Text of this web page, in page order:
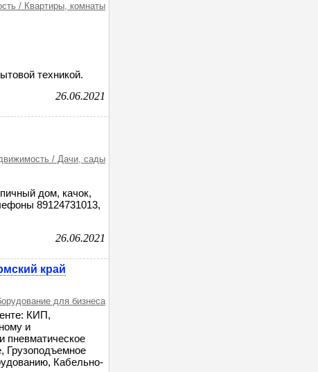
/ Квартиры, комнаты
техникой.
26.06.2021
/ Дачи, сады
дом, качок,
89124731013,
26.06.2021
край
для бизнеса
КИП,
и
пневматическое
Грузоподъемное
Кабельно-